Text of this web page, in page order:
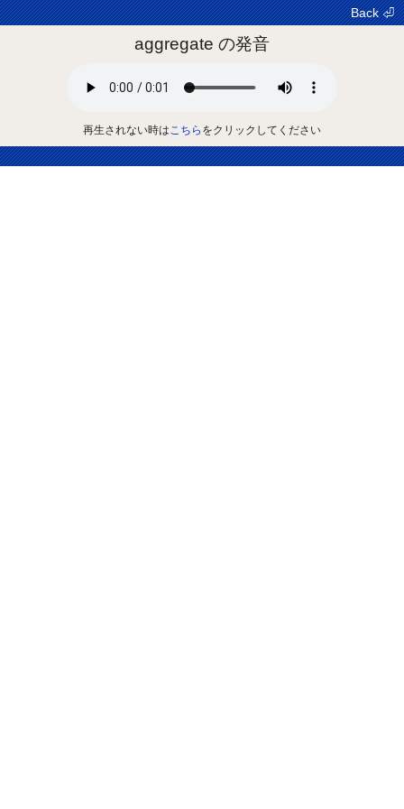
Back ⏎
aggregate の発音
再生されない時はこちら をクリックしてください